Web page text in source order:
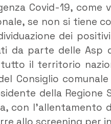
Covid-19,
se non si tiene
dei
da parte delle Asp
il territorio
Consiglio
della Regione
con l’allentamento